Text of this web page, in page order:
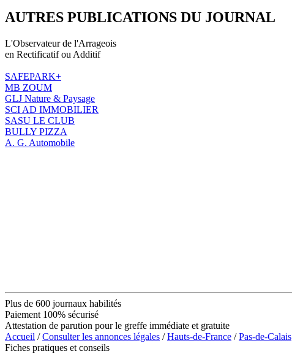
AUTRES PUBLICATIONS DU JOURNAL
L'Observateur de l'Arrageois
en Rectificatif ou Additif
SAFEPARK+
MB ZOUM
GLJ Nature & Paysage
SCI AD IMMOBILIER
SASU LE CLUB
BULLY PIZZA
A. G. Automobile
Plus de 600 journaux habilités
Paiement 100% sécurisé
Attestation de parution pour le greffe immédiate et gratuite
Accueil /Consulter les annonces légales /Hauts-de-France /Pas-de-Calais
Fiches pratiques et conseils